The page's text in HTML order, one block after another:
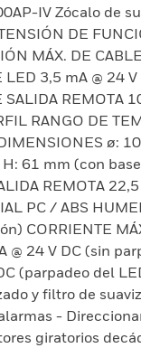
IV Zócalo de
DE
MÁX. DE
LED 3,5 mA @ 24
SALIDA REMOTA
RANGO DE
ø:
61 mm (con
REMOTA 22,5
PC / ABS
CORRIENTE
@ 24 V DC (sin
(parpadeo del
y filtro de
-
giratorios